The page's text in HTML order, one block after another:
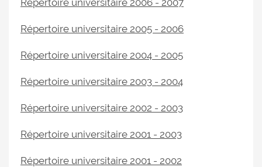
Répertoire universitaire 2006 - 2007
Répertoire universitaire 2005 - 2006
Répertoire universitaire 2004 - 2005
Répertoire universitaire 2003 - 2004
Répertoire universitaire 2002 - 2003
Répertoire universitaire 2001 - 2003
Répertoire universitaire 2001 - 2002